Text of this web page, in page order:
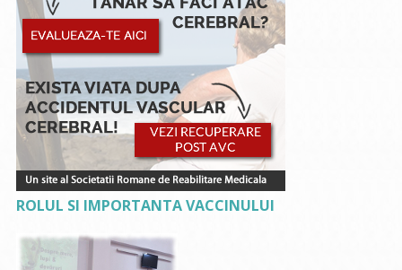
ROLUL SI IMPORTANTA VACCINULUI